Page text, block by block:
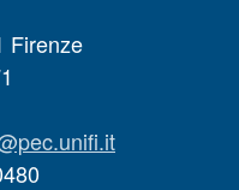
Firenze